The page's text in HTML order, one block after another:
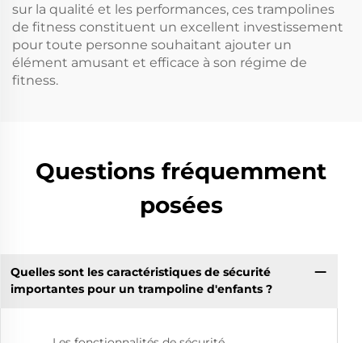
sur la qualité et les performances, ces trampolines
de fitness constituent un excellent investissement
pour toute personne souhaitant ajouter un
élément amusant et efficace à son régime de
fitness.
Questions fréquemment
posées
Quelles sont les caractéristiques de sécurité
importantes pour un trampoline d'enfants ?